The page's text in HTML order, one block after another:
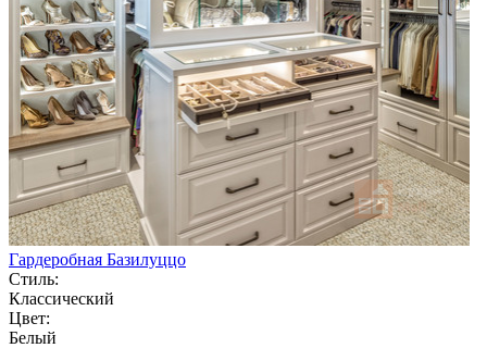
Гардеробная Базилуццо
Стиль:
Классический
Цвет:
Белый